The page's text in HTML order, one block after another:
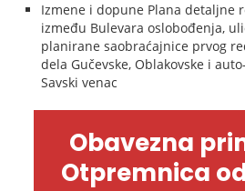
Izmene i dopune Plana detaljne
između Bulevara oslobođenja,
planirane saobraćajnice prvog
dela Gučevske, Oblakovske i
Savski venac
Obavezna
Otpremnica od